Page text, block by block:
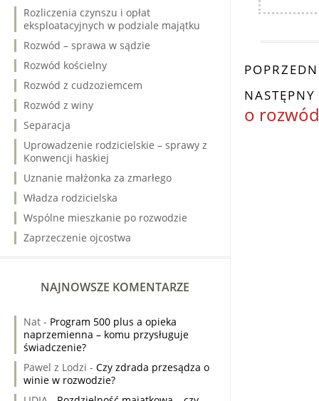
o
Rozliczenia czynszu i opłat
eksploatacyjnych w podziale majątku
Rozwód – sprawa w sądzie
Rozwód kościelny
Rozwód z cudzoziemcem
Rozwód z winy
Separacja
Uprowadzenie rodzicielskie – sprawy z
Konwencji haskiej
Uznanie małżonka za zmarłego
Władza rodzicielska
Wspólne mieszkanie po rozwodzie
Zaprzeczenie ojcostwa
NAJNOWSZE KOMENTARZE
Nat - Program 500 plus a opieka
naprzemienna – komu przysługuje
świadczenie?
Pawel z Lodzi - Czy zdrada przesądza o
winie w rozwodzie?